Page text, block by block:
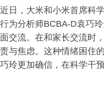
近日，大米和小米首席科
行为分析师BCBA-D袁巧
面交流。在和家长交流时
责与焦虑。这种情绪困住
巧玲更加确信，在科学干